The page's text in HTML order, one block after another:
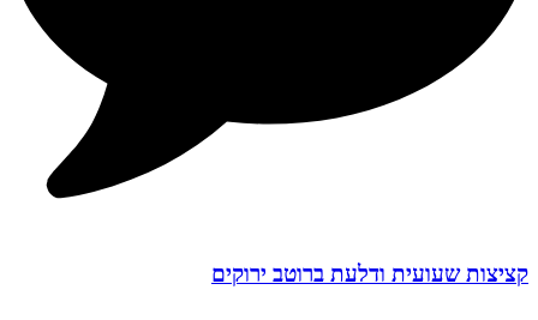
קציצות שעועית ודלעת ברוטב ירוקים